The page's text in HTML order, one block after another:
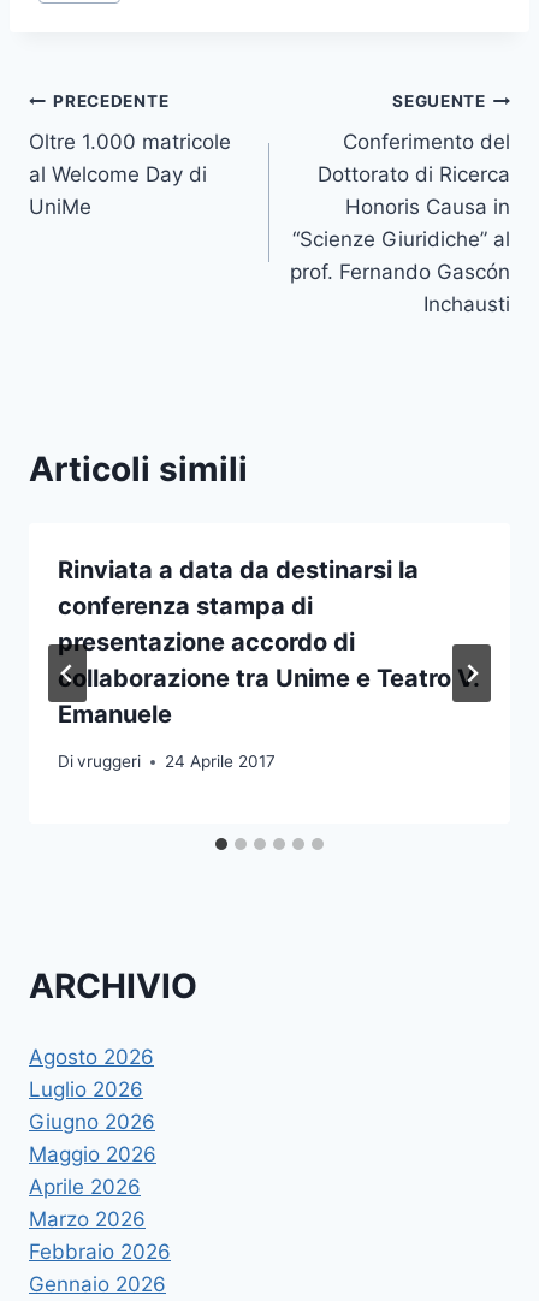
Navigazione
articoli
PRECEDENTE
Oltre 1.000 matricole
al Welcome Day di
UniMe
SEGUENTE
Conferimento del
Dottorato di Ricerca
Honoris Causa in
“Scienze Giuridiche” al
prof. Fernando Gascón
Inchausti
Articoli simili
Rinviata a data da destinarsi la
conferenza stampa di
presentazione accordo di
collaborazione tra Unime e Teatro V.
Emanuele
Divruggeri 24 Aprile 2017
ARCHIVIO
Agosto 2026
Luglio 2026
Giugno 2026
Maggio 2026
Aprile 2026
Marzo 2026
Febbraio 2026
Gennaio 2026